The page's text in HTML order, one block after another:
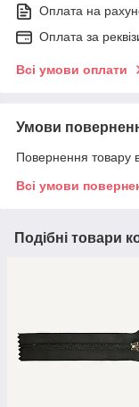
Оплата на
Оплата за
Всі умови оплати
Умови
Повернення товару
Всі умови
Подібні товари